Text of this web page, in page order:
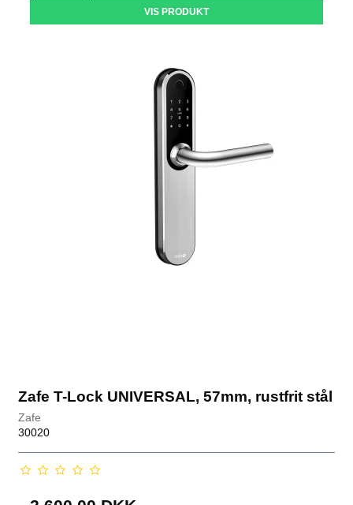
VIS PRODUKT
Zafe T-Lock UNIVERSAL, 57mm, rustfrit stål
Zafe
30020